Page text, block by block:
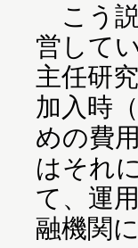
こう説
営して
主任研
加入時
めの費
はそれ
て、運
融機関